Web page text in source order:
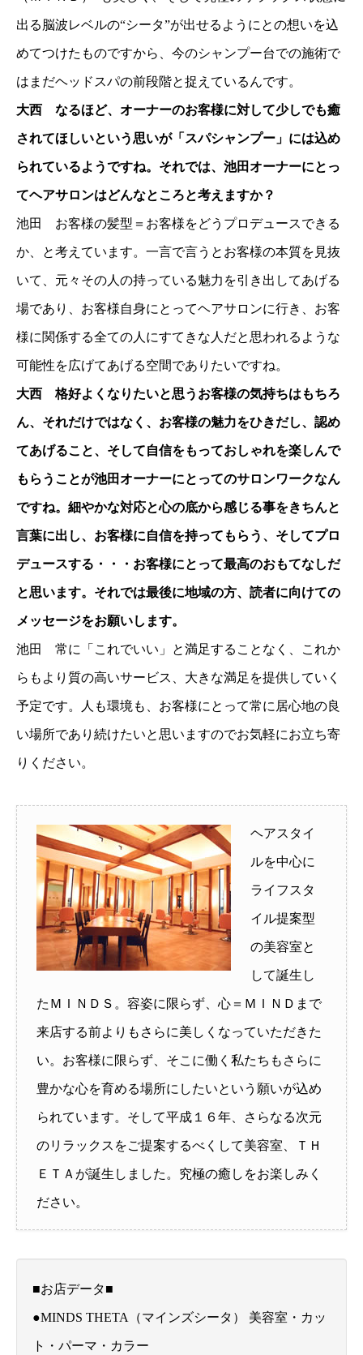
出る脳波レベルの“シータ”が出せるようにとの想いを込
めてつけたものですから、今のシャンプー台での施術で
はまだヘッドスパの前段階と捉えているんです。
大西 なるほど、オーナーのお客様に対して少しでも癒
されてほしいという思いが「スパシャンプー」には込め
られているようですね。それでは、池田オーナーにとっ
てヘアサロンはどんなところと考えますか？
池田 お客様の髪型＝お客様をどうプロデュースできる
か、と考えています。一言で言うとお客様の本質を見抜
いて、元々その人の持っている魅力を引き出してあげる
場であり、お客様自身にとってヘアサロンに行き、お客
様に関係する全ての人にすてきな人だと思われるような
可能性を広げてあげる空間でありたいですね。
大西 格好よくなりたいと思うお客様の気持ちはもちろ
ん、それだけではなく、お客様の魅力をひきだし、認め
てあげること、そして自信をもっておしゃれを楽しんで
もらうことが池田オーナーにとってのサロンワークなん
ですね。細やかな対応と心の底から感じる事をきちんと
言葉に出し、お客様に自信を持ってもらう、そしてプロ
デュースする・・・お客様にとって最高のおもてなしだ
と思います。それでは最後に地域の方、読者に向けての
メッセージをお願いします。
池田 常に「これでいい」と満足することなく、これか
らもより質の高いサービス、大きな満足を提供していく
予定です。人も環境も、お客様にとって常に居心地の良
い場所であり続けたいと思いますのでお気軽にお立ち寄
りください。
ヘアスタイ
ルを中心に
ライフスタ
イル提案型
の美容室と
して誕生し
たＭＩＮＤＳ。容姿に限らず、心＝ＭＩＮＤまで
来店する前よりもさらに美しくなっていただきた
い。お客様に限らず、そこに働く私たちもさらに
豊かな心を育める場所にしたいという願いが込め
られています。そして平成１６年、さらなる次元
のリラックスをご提案するべくして美容室、ＴＨ
ＥＴＡが誕生しました。究極の癒しをお楽しみく
ださい。
■お店データ■
●MINDS THETA（マインズシータ） 美容室・カッ
ト・パーマ・カラー